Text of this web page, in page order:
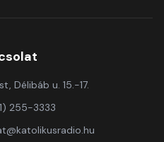
Délibáb u. 15.-17.
255-3333